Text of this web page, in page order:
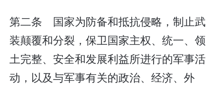
第二条 国家为防备和抵抗侵略，制止武
装颠覆和分裂，保卫国家主权、统一、领
土完整、安全和发展利益所进行的军事活
动，以及与军事有关的政治、经济、外